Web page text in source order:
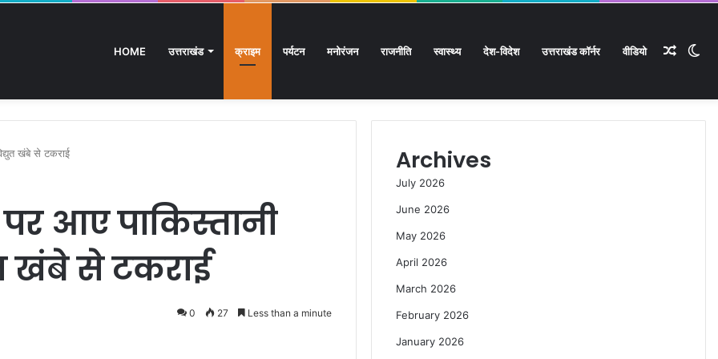
HOME उत्तराखंड क्राइम पर्यटन मनोरंजन राजनीति स्वास्थ्य देश-विदेश उत्तराखंड कॉर्नर वीडियो
खंबे से टकराई
पर आए पाकिस्तानी
खंबे से टकराई
0 27 Less than a minute
Archives
July 2026
June 2026
May 2026
April 2026
March 2026
February 2026
January 2026